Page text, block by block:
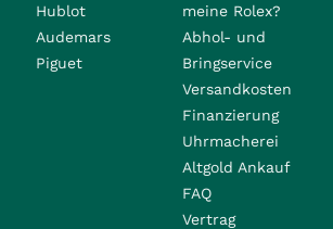
Hublot
Audemars
Piguet
meine Rolex?
Abhol- und
Bringservice
Versandkosten
Finanzierung
Uhrmacherei
Altgold Ankauf
FAQ
Vertrag